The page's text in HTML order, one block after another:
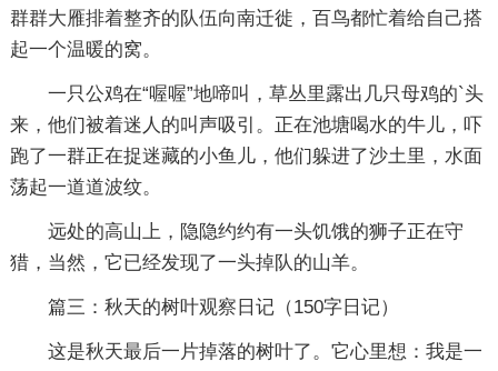
群群大雁排着整齐的队伍向南迁徙，百鸟都忙着给自己搭
起一个温暖的窝。
一只公鸡在“喔喔”地啼叫，草丛里露出几只母鸡的`头
来，他们被着迷人的叫声吸引。正在池塘喝水的牛儿，吓
跑了一群正在捉迷藏的小鱼儿，他们躲进了沙土里，水面
荡起一道道波纹。
远处的高山上，隐隐约约有一头饥饿的狮子正在守
猎，当然，它已经发现了一头掉队的山羊。
篇三：秋天的树叶观察日记（150字日记）
这是秋天最后一片掉落的树叶了。它心里想：我是一